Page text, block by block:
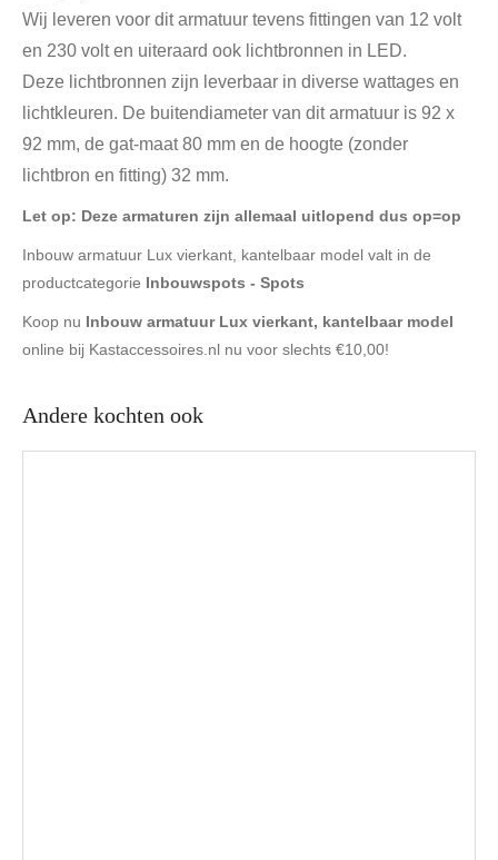
Wij leveren voor dit armatuur tevens fittingen van 12 volt
en 230 volt en uiteraard ook lichtbronnen in LED.
Deze lichtbronnen zijn leverbaar in diverse wattages en
lichtkleuren. De buitendiameter van dit armatuur is 92 x
92 mm, de gat-maat 80 mm en de hoogte (zonder
lichtbron en fitting) 32 mm.
Let op: Deze armaturen zijn allemaal uitlopend dus op=op
Inbouw armatuur Lux vierkant, kantelbaar model valt in de
productcategorie Inbouwspots - Spots
Koop nu Inbouw armatuur Lux vierkant, kantelbaar model
online bij Kastaccessoires.nl nu voor slechts €10,00!
Andere kochten ook